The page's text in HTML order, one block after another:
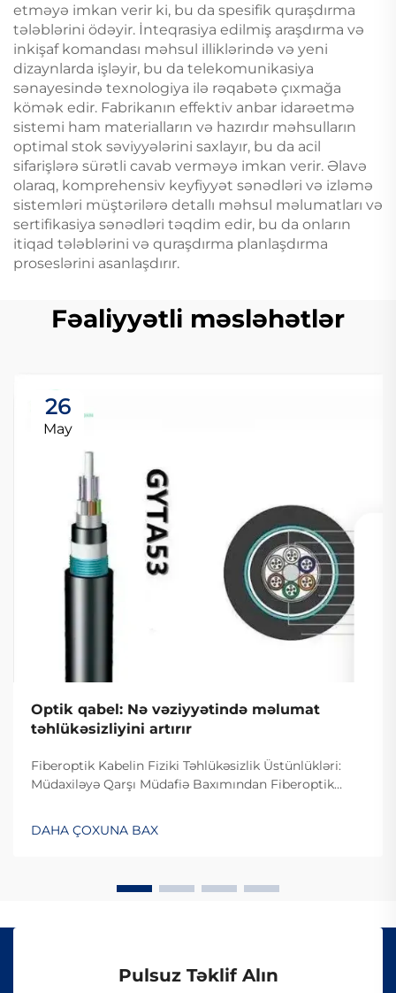
etməyə imkan verir ki, bu da spesifik quraşdırma
tələblərini ödəyir. İnteqrasiya edilmiş araşdırma və
inkişaf komandası məhsul illiklərində və yeni
dizaynlarda işləyir, bu da telekomunikasiya
sənayesində texnologiya ilə rəqabətə çıxmağa
kömək edir. Fabrikanın effektiv anbar idarəetmə
sistemi ham materialların və hazırdır məhsulların
optimal stok səviyyələrini saxlayır, bu da acil
sifarişlərə sürətli cavab verməyə imkan verir. Əlavə
olaraq, komprehensiv keyfiyyət sənədləri və izləmə
sistemləri müştərilərə detallı məhsul məlumatları və
sertifikasiya sənədləri təqdim edir, bu da onların
itiqad tələblərini və quraşdırma planlaşdırma
proseslərini asanlaşdırır.
Fəaliyyətli məsləhətlər
26
May
Optik qabel: Nə vəziyyətində məlumat
təhlükəsizliyini artırır
Fiberoptik Kabelin Fiziki Təhlükəsizlik Üstünlükləri:
Müdaxiləyə Qarşı Müdafiə Baxımından Fiberoptik
çətindir, çünki onlar elektrik siqnalları ilə deyil, işıq
DAHA ÇOXUNA BAX
Pulsuz Təklif Alın